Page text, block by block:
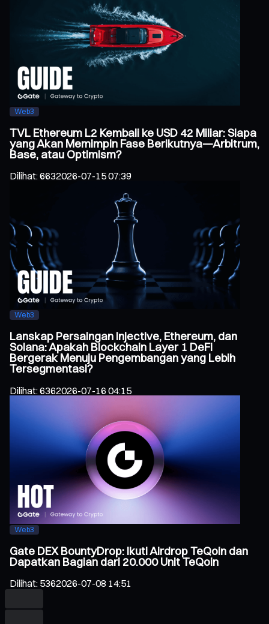
Web3
TVL Ethereum L2 Kembali ke USD 42 Miliar: Siapa
yang Akan Memimpin Fase Berikutnya—Arbitrum,
Base, atau Optimism?
Dilihat:6632026-07-15 07:39
Web3
Lanskap Persaingan Injective, Ethereum, dan
Solana: Apakah Blockchain Layer 1 DeFi
Bergerak Menuju Pengembangan yang Lebih
Tersegmentasi?
Dilihat:6362026-07-16 04:15
Web3
Gate DEX BountyDrop: Ikuti Airdrop TeQoin dan
Dapatkan Bagian dari 20.000 Unit TeQoin
Dilihat: 5362026-07-08 14:51